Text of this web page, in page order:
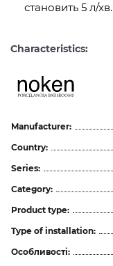
становить 5 л/хв.
Characteristics:
Manufacturer:
Country:
Series:
Category:
Product type:
Type of installation:
Особливості: